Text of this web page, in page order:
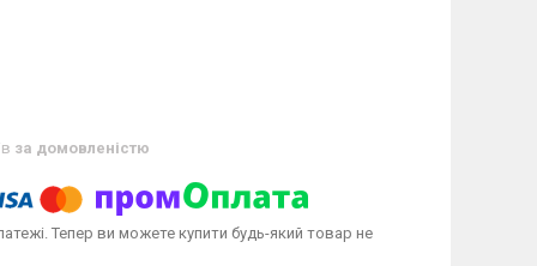
за домовленістю
Тепер ви можете купити будь-який товар не